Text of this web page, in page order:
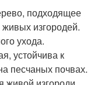
подходящее
живых изгородей.
ухода.
устойчива к
песчаных почвах.